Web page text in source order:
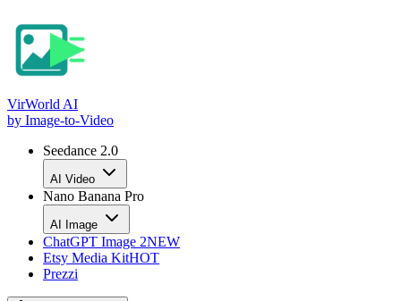
VirWorld AI
by Image-to-Video
Seedance 2.0
AI Video
Nano Banana Pro
AI Image
ChatGPT Image 2NEW
Etsy Media KitHOT
Prezzi